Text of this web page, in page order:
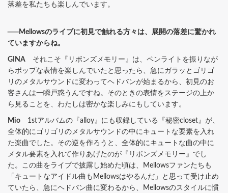
落差を私たちも楽しんでいます。
──Mellowsのライブに初見で触れる方々は、展開の落差に驚かれ
ていますからね。
GINA それこそ『リボンズメモリー』は、ペンライトを振りなが
らポップな表情を楽しんでいたと思ったら、急にガラッとゴリゴ
リのメタルサウンドに変わってヘドバンが始まるから、初見のお
客さんは一瞬戸惑うんですね。そのときの表情をステージの上か
ら見ることを、わたしは密かな楽しみにもしています。
Mio 1stアルバムの『alloy』にも収録している『秘密closet』が、
全体的にゴリゴリのメタルサウンドの中にキュートな要素を入れ
た楽曲でした。その逆を作ろうと、全体的にキュートな曲の中に
メタル要素を入れて作りあげたのが『リボンズメモリー』でし
た。この曲をライブで披露し始めた頃は、Mellowsファンたちも
「キュートなアイドル曲もMellowsはやるんだ」と思って受け止め
ていたら、急にヘドバン曲に変わるから、Mellowsのスタイルに慣